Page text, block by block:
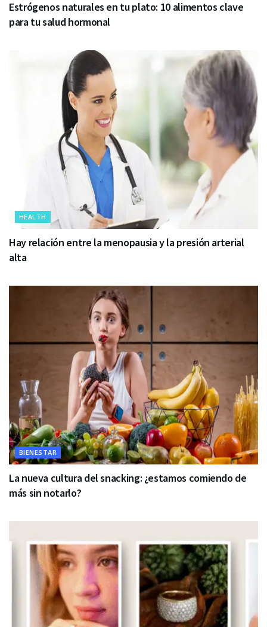
Estrógenos naturales en tu plato: 10 alimentos clave
para tu salud hormonal
HEALTH
Hay relación entre la menopausia y la presión arterial
alta
BIENESTAR
La nueva cultura del snacking: ¿estamos comiendo de
más sin notarlo?